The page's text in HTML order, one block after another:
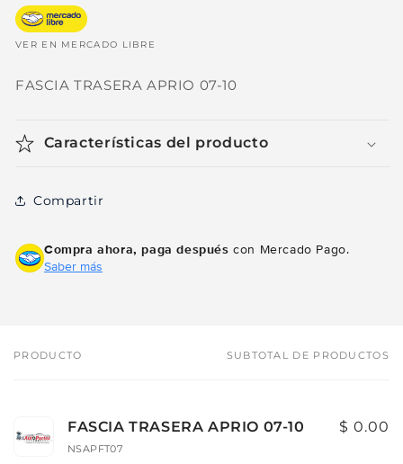
VER EN MERCADO LIBRE
FASCIA TRASERA APRIO 07-10
Características del producto
Compartir
Compra ahora, paga después con Mercado Pago.
Saber más
Tu
PRODUCTO SUBTOTAL DE PRODUCTOS
FASCIA TRASERA APRIO 07-10
NSAPFT07
$ 0.00